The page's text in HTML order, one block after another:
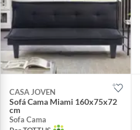
CASA JOVEN
Sofá Cama Miami 160x75x72
cm
Sofa Cama